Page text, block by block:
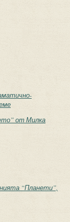
от Милка
“Планети”,